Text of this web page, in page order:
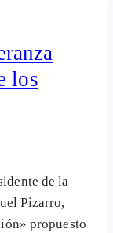
los
de la
Pizarro,
propuesto